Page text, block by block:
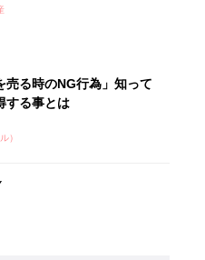
売る時のNG行為」知って
する事とは
）